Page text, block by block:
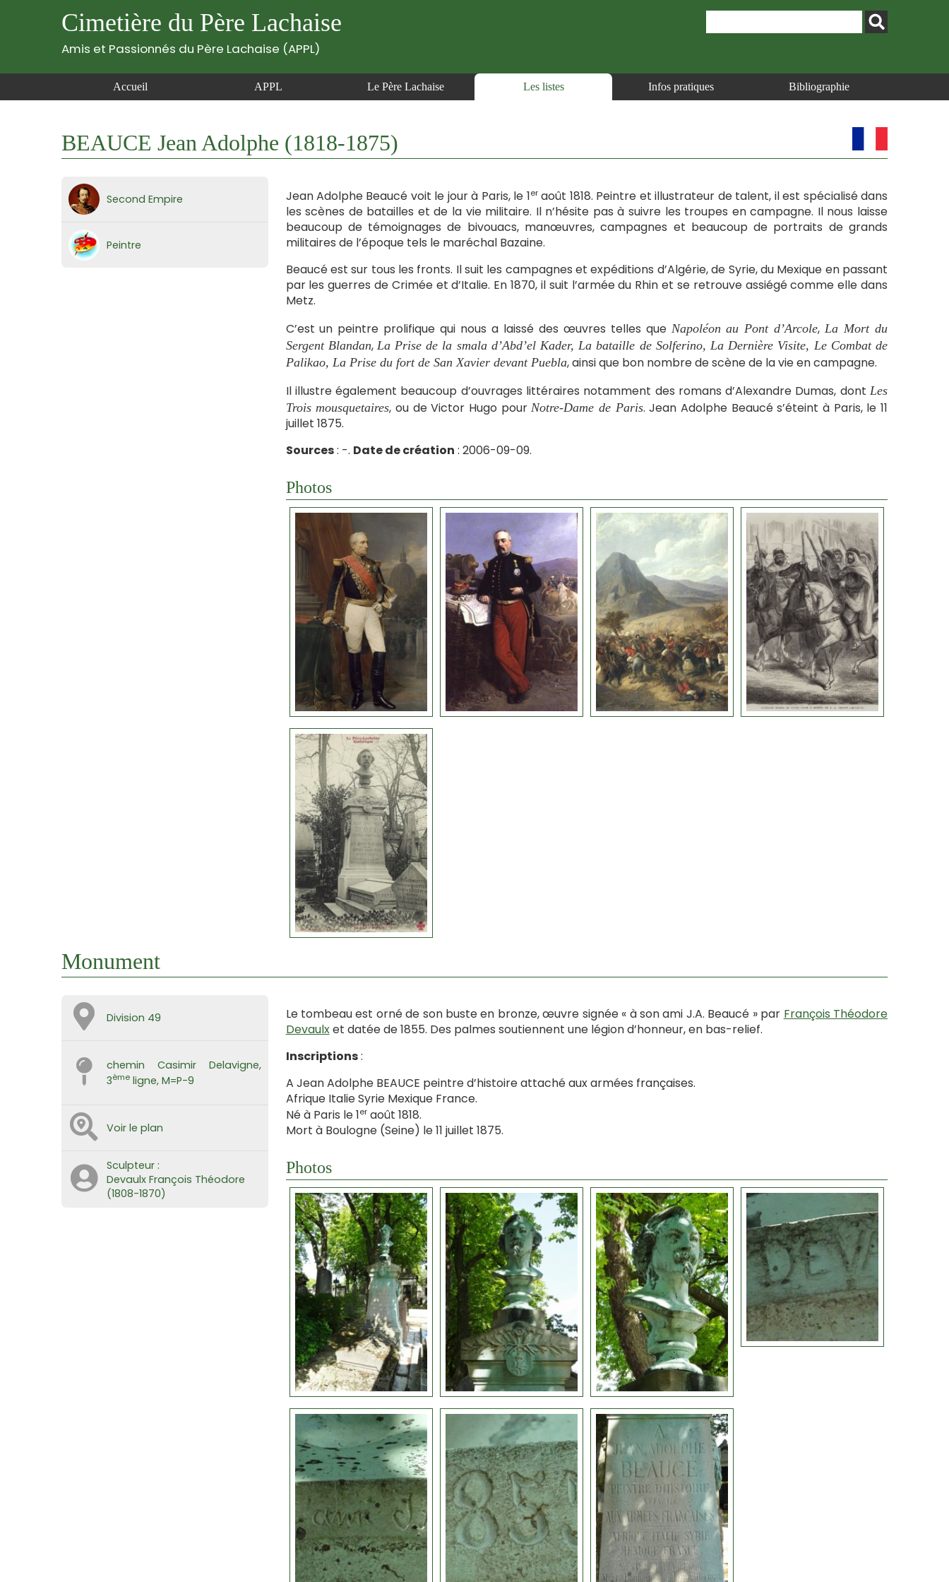
Cimetière du Père Lachaise
Amis et Passionnés du Père Lachaise (APPL)
Accueil APPL Le Père Lachaise Les listes Infos pratiques Bibliographie
BEAUCE Jean Adolphe (1818-1875)
Second Empire
Peintre
Jean Adolphe Beaucé voit le jour à Paris, le 1eraoût 1818. Peintre et illustrateur de talent, il est spécialisé dans
les scènes de batailles et de la vie militaire. Il n’hésite pas à suivre les troupes en campagne. Il nous laisse
beaucoup de témoignages de bivouacs, manœuvres, campagnes et beaucoup de portraits de grands
militaires de l’époque tels le maréchal Bazaine.
Beaucé est sur tous les fronts. Il suit les campagnes et expéditions d’Algérie, de Syrie, du Mexique en passant
par les guerres de Crimée et d’Italie. En 1870, il suit l’armée du Rhin et se retrouve assiégé comme elle dans
Metz.
C’est un peintre prolifique qui nous a laissé des œuvres telles que Napoléon au Pont d’Arcole,La Mort du
Sergent Blandan, La Prise de la smala d’Abd’el Kader, La bataille de Solferino, La Dernière Visite, Le Combat de
Palikao, La Prise du fort de San Xavier devant Puebla, ainsi que bon nombre de scène de la vie en campagne.
Il illustre également beaucoup d’ouvrages littéraires notamment des romans d’Alexandre Dumas, dont Les
Trois mousquetaires, ou de Victor Hugo pourNotre-Dame de Paris. Jean Adolphe Beaucé s’éteint à Paris, le 11
juillet 1875.
Sources: -. Date de création : 2006-09-09.
Photos
Monument
Division 49
chemin Casimir Delavigne,
3ème ligne, M=P-9
Voir le plan
Sculpteur :
Devaulx François Théodore
(1808-1870)
Le tombeau est orné de son buste en bronze, œuvre signée « à son ami J.A. Beaucé » par François Théodore
Devaulxet datée de 1855. Des palmes soutiennent une légion d’honneur, en bas-relief.
Inscriptions:
A Jean Adolphe BEAUCE peintre d’histoire attaché aux armées françaises.
Afrique Italie Syrie Mexique France.
Né à Paris le 1eraoût 1818.
Mort à Boulogne (Seine) le 11 juillet 1875.
Photos